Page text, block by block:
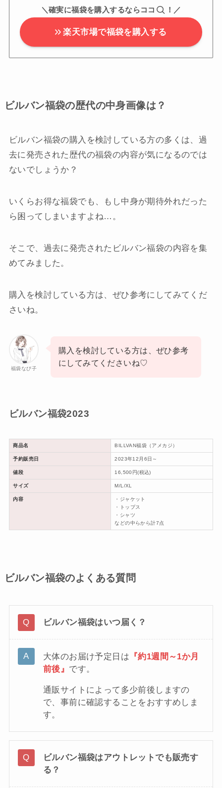
＼確実に福袋を購入するならココ ！／
楽天市場で福袋を購入する
ビルバン福袋の歴代の中身画像は？
ビルバン福袋の購入を検討している方の多くは、過
去に発売された歴代の福袋の内容が気になるのでは
ないでしょうか？
いくらお得な福袋でも、もし中身が期待外れだった
ら困ってしまいますよね…。
そこで、過去に発売されたビルバン福袋の内容を集
めてみました。
購入を検討している方は、ぜひ参考にしてみてくだ
さいね。
福袋なび子
購入を検討している方は、ぜひ参考
にしてみてくださいね♡
ビルバン福袋2023
商品名 BILLVAN福袋（アメカジ）
予約販売日 2023年12月6日～
値段 16,500円(税込)
サイズ M/L/XL
内容
・ジャケット
・トップス
・シャツ
などの中らから計7点
ビルバン福袋のよくある質問
ビルバン福袋はいつ届く？
大体のお届け予定日は 『約1週間～1か月
前後』 です。
通販サイトによって多少前後しますの
で、事前に確認することをおすすめしま
す。
ビルバン福袋はアウトレットでも販売す
る？